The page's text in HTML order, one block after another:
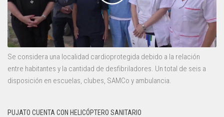
Se considera una localidad cardioprotegida debido a la relación
entre habitantes y la cantidad de desfibriladores. Un total de seis a
disposición en escuelas, clubes, SAMCo y ambulancia.
PUJATO CUENTA CON HELICÓPTERO SANITARIO